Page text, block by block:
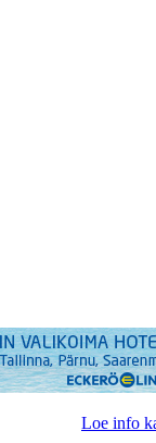
Loe info